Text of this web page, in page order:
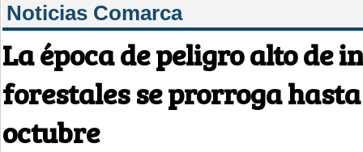
Noticias Comarca
La época de peligro alto de
forestales se prorroga hasta
octubre